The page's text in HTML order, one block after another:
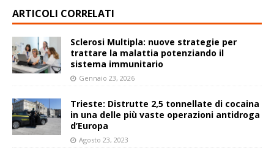
ARTICOLI CORRELATI
Sclerosi Multipla: nuove strategie per
trattare la malattia potenziando il
sistema immunitario
Gennaio 23, 2026
Trieste: Distrutte 2,5 tonnellate di cocaina
in una delle più vaste operazioni antidroga
d’Europa
Agosto 23, 2023